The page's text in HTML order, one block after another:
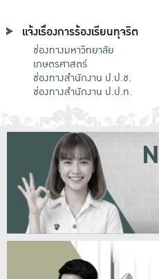
แจ้งเรื่องการร้องเรียนทุจริต
ช่องทางมหาวิทยาลัย
เกษตรศาสตร์
ช่องทางสำนักงาน ป.ป.ช.
ช่องทางสำนักงาน ป.ป.ท.